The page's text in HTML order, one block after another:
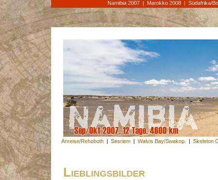
Namibia 2007| Marokko 2008| Südafrika/
Anreise/Rehoboth| Sesriem| Walvis Bay/Swakop. | Skeleton
Lieblingsbilder